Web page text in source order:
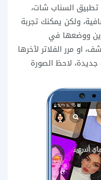
تطبيق السناب شات،
ولكن يمكنك تجربة
ووضعها في
او مرر الفلاتر لآخرها
لاحظ الصورة